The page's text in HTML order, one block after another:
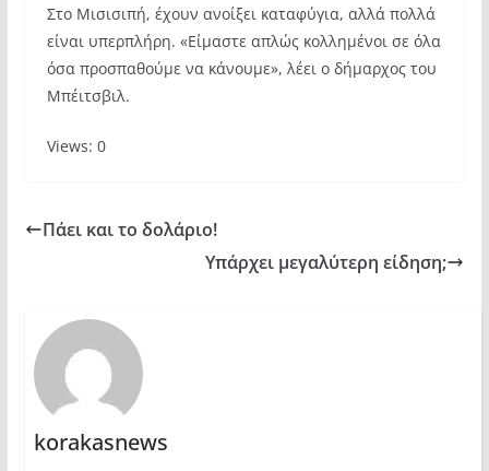
Στο Μισισιπή, έχουν ανοίξει καταφύγια, αλλά πολλά
είναι υπερπλήρη. «Είμαστε απλώς κολλημένοι σε όλα
όσα προσπαθούμε να κάνουμε», λέει ο δήμαρχος του
Μπέιτσβιλ.
Views: 0
Πάει και το δολάριο!
Υπάρχει μεγαλύτερη είδηση;
korakasnews